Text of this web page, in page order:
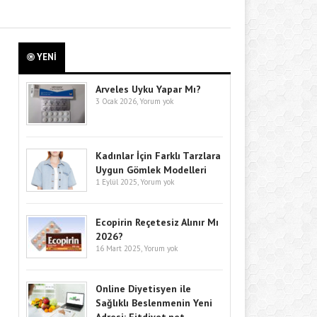
YENİ
Arveles Uyku Yapar Mı?
3 Ocak 2026, Yorum yok
Kadınlar İçin Farklı Tarzlara
Uygun Gömlek Modelleri
1 Eylül 2025, Yorum yok
Ecopirin Reçetesiz Alınır Mı
2026?
16 Mart 2025, Yorum yok
Online Diyetisyen ile
Sağlıklı Beslenmenin Yeni